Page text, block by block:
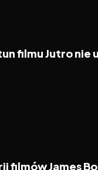
filmu Jutro nie
filmów James